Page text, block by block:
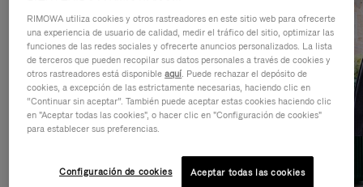
RIMOWA utiliza cookies y otros rastreadores en este sitio web para ofrecerte
una experiencia de usuario de calidad, medir el tráfico del sitio, optimizar las
funciones de las redes sociales y ofrecerte anuncios personalizados. La lista
de terceros que pueden recopilar sus datos personales a través de cookies y
otros rastreadores está disponibleaquí. Puede rechazar el depósito de
cookies, a excepción de las estrictamente necesarias, haciendo clic en
“Continuar sin aceptar”. También puede aceptar estas cookies haciendo clic
en "Aceptar todas las cookies", o hacer clic en "Configuración de cookies"
para establecer sus preferencias.
Configuración de cookies Aceptar todas las cookies